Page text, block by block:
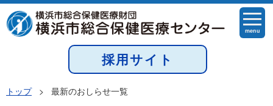
menu
採用サイト
トップ > 最新のおしらせ一覧